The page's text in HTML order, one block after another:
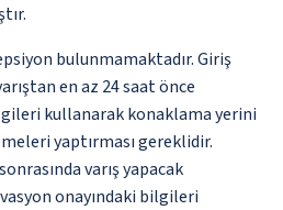
bulunmamaktadır. Giriş
en az 24 saat önce
kullanarak konaklama yerini
yaptırması gereklidir.
varış yapacak
onayındaki bilgileri